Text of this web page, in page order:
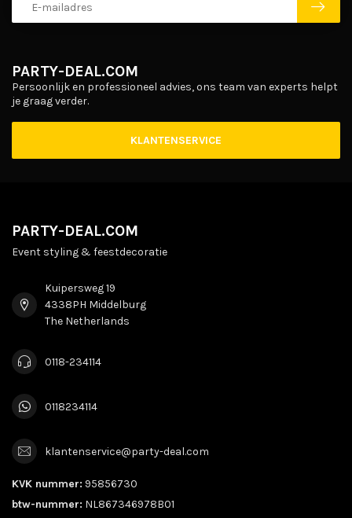
PARTY-DEAL.COM
Persoonlijk en professioneel advies, ons team van experts helpt
je graag verder.
KLANTENSERVICE
PARTY-DEAL.COM
Event styling & feestdecoratie
Kuipersweg 19
4338PH Middelburg
The Netherlands
0118-234114
0118234114
klantenservice@party-deal.com
KVK nummer: 95856730
btw-nummer: NL867346978B01